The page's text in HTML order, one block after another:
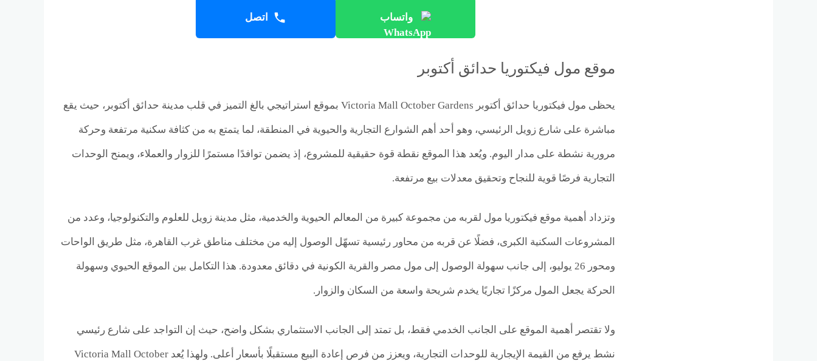
واتساب اتصل
موقع مول فيكتوريا حدائق أكتوبر
يحظى مول فيكتوريا حدائق أكتوبر Victoria Mall October Gardens بموقع استراتيجي بالغ التميز في قلب مدينة حدائق أكتوبر، حيث يقع
مباشرة على شارع زويل الرئيسي، وهو أحد أهم الشوارع التجارية والحيوية في المنطقة، لما يتمتع به من كثافة سكنية مرتفعة وحركة
مرورية نشطة على مدار اليوم. ويُعد هذا الموقع نقطة قوة حقيقية للمشروع، إذ يضمن توافدًا مستمرًا للزوار والعملاء، ويمنح الوحدات
التجارية فرصًا قوية للنجاح وتحقيق معدلات بيع مرتفعة.
وتزداد أهمية موقع فيكتوريا مول لقربه من مجموعة كبيرة من المعالم الحيوية والخدمية، مثل مدينة زويل للعلوم والتكنولوجيا، وعدد من
المشروعات السكنية الكبرى، فضلًا عن قربه من محاور رئيسية تسهّل الوصول إليه من مختلف مناطق غرب القاهرة، مثل طريق الواحات
ومحور 26 يوليو، إلى جانب سهولة الوصول إلى مول مصر والقرية الكونية في دقائق معدودة. هذا التكامل بين الموقع الحيوي وسهولة
الحركة يجعل المول مركزًا تجاريًا يخدم شريحة واسعة من السكان والزوار.
ولا تقتصر أهمية الموقع على الجانب الخدمي فقط، بل تمتد إلى الجانب الاستثماري بشكل واضح، حيث إن التواجد على شارع رئيسي
نشط يرفع من القيمة الإيجارية للوحدات التجارية، ويعزز من فرص إعادة البيع مستقبلًا بأسعار أعلى. ولهذا يُعد Victoria Mall October